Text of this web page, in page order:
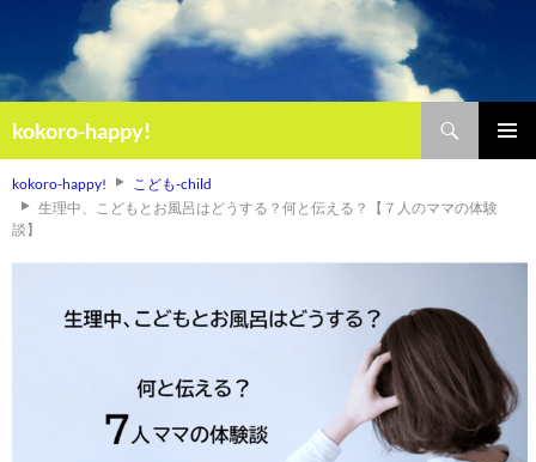
kokoro-happy!
索
ン
テ
ン
kokoro-happy!
こども-child
生理中、こどもとお風呂はどうする？何と伝える？【７人のママの体験
談】